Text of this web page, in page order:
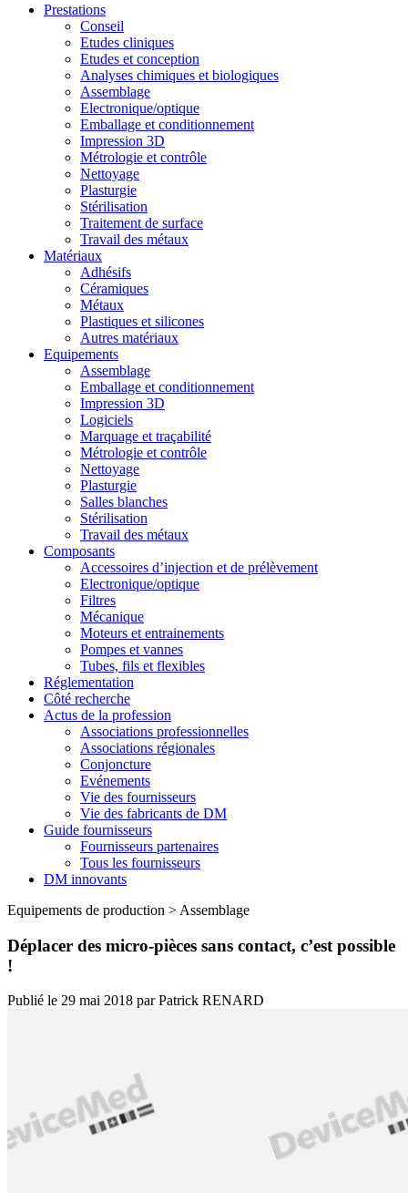
Prestations
Conseil
Etudes cliniques
Etudes et conception
Analyses chimiques et biologiques
Assemblage
Electronique/optique
Emballage et conditionnement
Impression 3D
Métrologie et contrôle
Nettoyage
Plasturgie
Stérilisation
Traitement de surface
Travail des métaux
Matériaux
Adhésifs
Céramiques
Métaux
Plastiques et silicones
Autres matériaux
Equipements
Assemblage
Emballage et conditionnement
Impression 3D
Logiciels
Marquage et traçabilité
Métrologie et contrôle
Nettoyage
Plasturgie
Salles blanches
Stérilisation
Travail des métaux
Composants
Accessoires d’injection et de prélèvement
Electronique/optique
Filtres
Mécanique
Moteurs et entrainements
Pompes et vannes
Tubes, fils et flexibles
Réglementation
Côté recherche
Actus de la profession
Associations professionnelles
Associations régionales
Conjoncture
Evénements
Vie des fournisseurs
Vie des fabricants de DM
Guide fournisseurs
Fournisseurs partenaires
Tous les fournisseurs
DM innovants
Equipements de production > Assemblage
Déplacer des micro-pièces sans contact, c’est possible
!
Publié le 29 mai 2018 parPatrick RENARD